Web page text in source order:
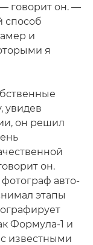
говорит он. —
способ
и
я
увидев
он решил
он.
авто-
этапы
Формула-1 и
известными